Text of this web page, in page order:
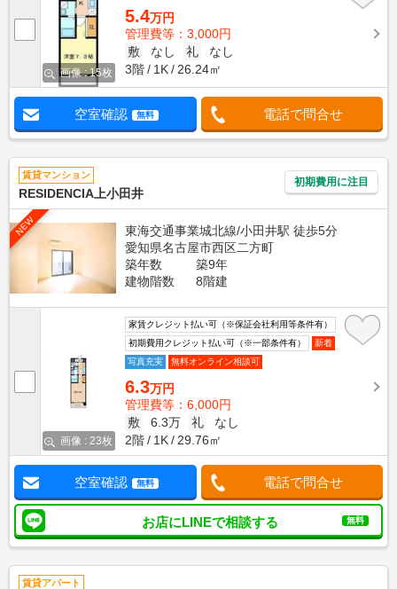
画像 : 15枚
5.4万円
管理費等：3,000円
敷
なし 礼
なし
3階
1K 26.24㎡
空室確認 無料 電話で問合せ
賃貸マンション
RESIDENCIA上小田井
初期費用に注目
NEW
東海交通事業城北線/小田井駅 徒歩5分
愛知県名古屋市西区二方町
築年数
築9年
建物階数
8階建
画像 : 23枚
家賃クレジット払い可（※保証会社利用等条件有）
初期費用クレジット払い可（※一部条件有）
新着
写真充実
無料オンライン相談可
6.3万円
管理費等：6,000円
敷
6.3万 礼
なし
2階
1K 29.76㎡
空室確認 無料 電話で問合せ
お店にLINEで相談する 無料
賃貸アパート